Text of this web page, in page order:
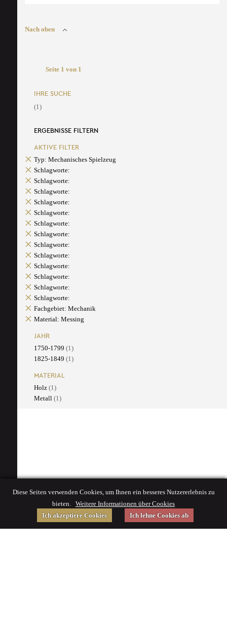
Nach oben
Seite 1 von 1
IHRE SUCHE
(1)
ERGEBNISSE FILTERN
AKTIVE FILTER
Typ: Mechanisches Spielzeug
Schlagworte:
Schlagworte:
Schlagworte:
Schlagworte:
Schlagworte:
Schlagworte:
Schlagworte:
Schlagworte:
Schlagworte:
Schlagworte:
Schlagworte:
Schlagworte:
Schlagworte:
Fachgebiet: Mechanik
Material: Messing
JAHR
1750-1799 (1)
1825-1849 (1)
MATERIAL
Holz (1)
Metall (1)
Diese Seiten verwenden Cookies, um Ihnen ein besseres Nutzererlebnis zu
bieten. Weitere Informationen über Cookies
Ich akzeptiere Cookies
Ich lehne Cookies ab